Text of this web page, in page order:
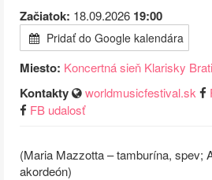
Začiatok: 18.09.2026 19:00
Pridať do Google kalendára
Miesto: Koncertná sieň Klarisky
Kontakty worldmusicfestival.sk
FB udalosť
(Maria Mazzotta – tamburína, spev;
akordeón)